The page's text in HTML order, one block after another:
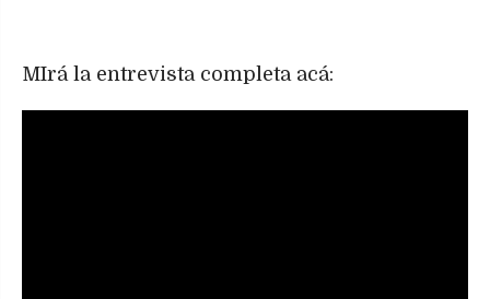
MIrá la entrevista completa acá: